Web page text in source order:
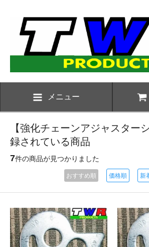
メニュー
【強化チェーンアジャスター
録されている商品
7件の商品が見つかりました
おすすめ順 価格順 新